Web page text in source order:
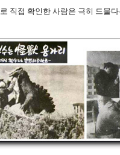
직접 확인한 사람은 극히 드물